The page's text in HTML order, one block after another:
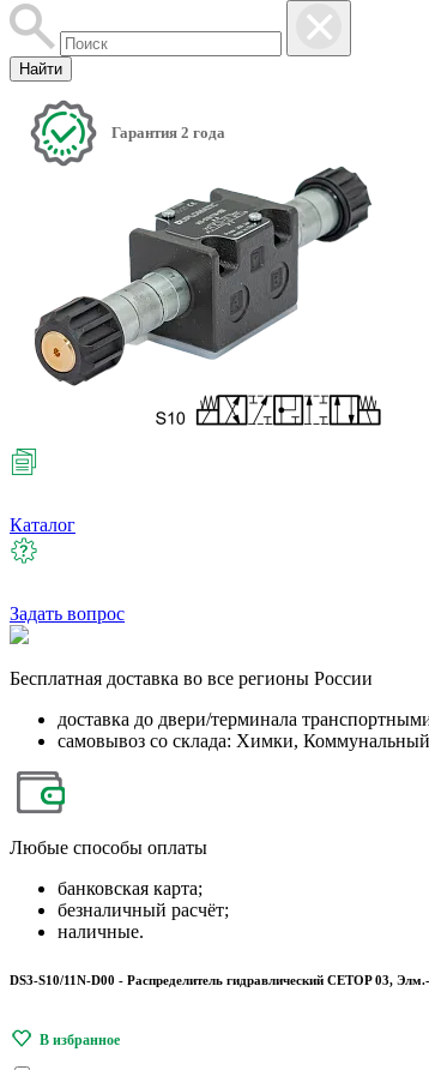
Найти
Гарантия 2 года
Каталог
Задать вопрос
Бесплатная доставка во все регионы России
доставка до двери/терминала
самовывоз со склада: Химки,
Любые способы оплаты
банковская карта;
безналичный расчёт;
наличные.
DS3-S10/11N-D00 - Распределитель гидравлический CETOP 03,